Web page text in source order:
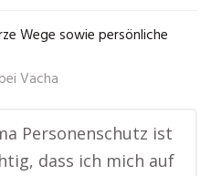
Wege sowie persönliche
Vacha
Personenschutz ist
dass ich mich auf